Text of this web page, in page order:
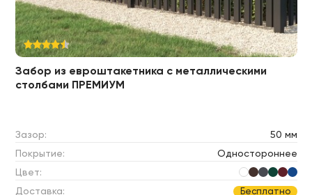
Забор из евроштакетника c металлическими
столбами ПРЕМИУМ
Зазор:
50 мм
Покрытие:
Одностороннее
Цвет:
Доставка:
Бесплатно